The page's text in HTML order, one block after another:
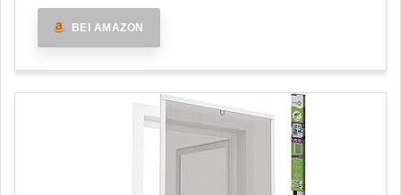
BEI AMAZON